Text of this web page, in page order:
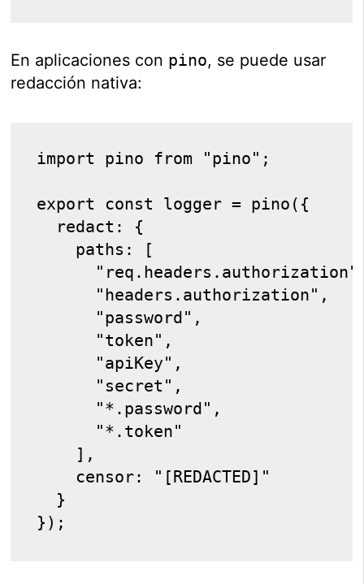
En aplicaciones con pino, se puede usar
redacción nativa:
import pino from "pino";
export const logger = pino({
  redact: {
    paths: [
      "headers.authorization",
      "password",
      "token",
      "apiKey",
      "secret",
      "*.password",
      "*.token"
    ],
    censor: "[REDACTED]"
  }
});